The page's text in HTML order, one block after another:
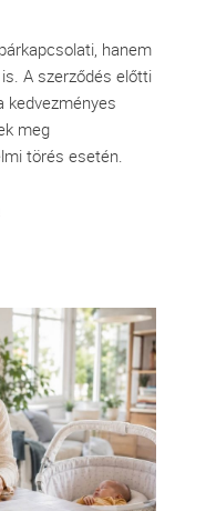
hanem
A szerződés előtti
meg
törés esetén.